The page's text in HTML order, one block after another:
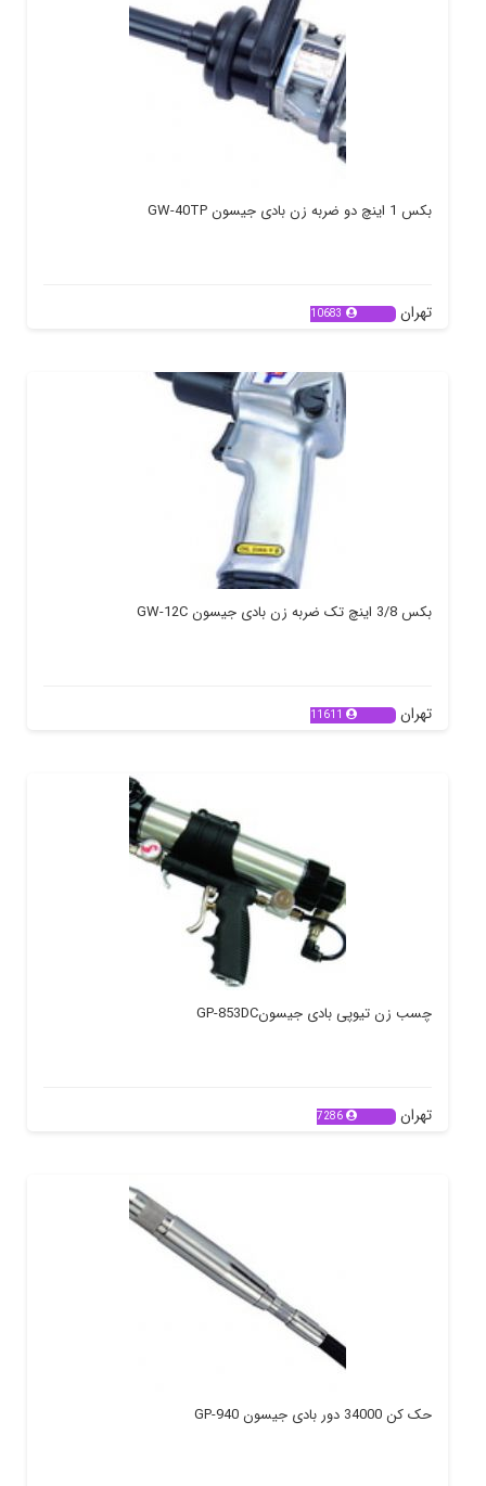
بکس 1 اینچ دو ضربه زن بادی جیسون GW-40TP
تهران 10683
بکس 3/8 اینچ تک ضربه زن بادی جیسون GW-12C
تهران 11611
چسب زن تیوپی بادی جیسونGP-853DC
تهران 7286
حک کن 34000 دور بادی جیسون GP-940